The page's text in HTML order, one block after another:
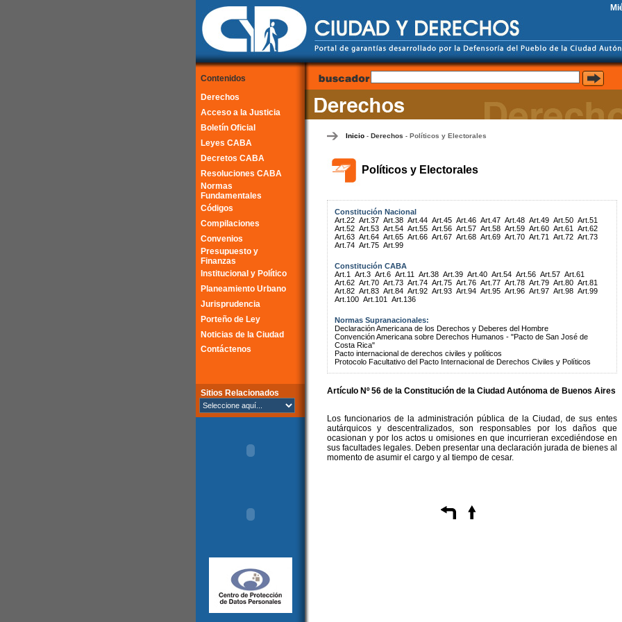
Contenidos
Derechos
Acceso a la Justicia
Boletín Oficial
Leyes CABA
Decretos CABA
Resoluciones CABA
Normas
Fundamentales
Códigos
Compilaciones
Convenios
Presupuesto y
Finanzas
Institucional y Político
Planeamiento Urbano
Jurisprudencia
Porteño de Ley
Noticias de la Ciudad
Contáctenos
Sitios Relacionados
Inicio- Derechos - Políticos y Electorales
Políticos y Electorales
Constitución Nacional
Art.22 Art.37 Art.38 Art.44 Art.45 Art.46 Art.47 Art.48 Art.49 Art.50 Art.51
Art.52 Art.53 Art.54 Art.55 Art.56 Art.57 Art.58 Art.59 Art.60 Art.61
Art.62
Art.63 Art.64 Art.65 Art.66 Art.67 Art.68 Art.69 Art.70 Art.71 Art.72 Art.73
Art.74 Art.75 Art.99
Constitución CABA
Art.1
Art.3 Art.6 Art.11 Art.38 Art.39 Art.40 Art.54 Art.56 Art.57 Art.61
Art.62 Art.70 Art.73 Art.74 Art.75 Art.76 Art.77 Art.78 Art.79 Art.80 Art.81
Art.82 Art.83 Art.84 Art.92 Art.93 Art.94 Art.95 Art.96 Art.97 Art.98 Art.99
Art.100 Art.101 Art.136
Normas Supranacionales:
Declaración Americana de los Derechos y Deberes del Hombre
Convención Americana sobre Derechos Humanos - "Pacto de San José de
Costa Rica"
Pacto internacional de derechos civiles y políticos
Protocolo Facultativo del Pacto Internacional de Derechos Civiles y Políticos
Artículo Nº 56 de la Constituciónde la Ciudad Autónoma de Buenos Aires
Los funcionarios de la administración pública de la Ciudad, de sus entes
autárquicos y descentralizados, son responsables por los daños que
ocasionan y por los actos u omisiones en que incurrieran excediéndose en
sus facultades legales. Deben presentar una declaración jurada de bienes al
momento de asumir el cargo y al tiempo de cesar.